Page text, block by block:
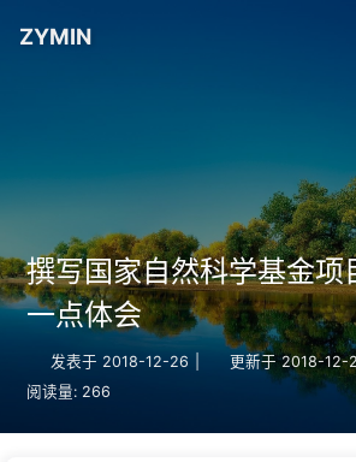
ZYMIN
撰写国家自然科学基金项
一点体会
发表于 2018-12-26 更新于 2018-12-
阅读量: 266